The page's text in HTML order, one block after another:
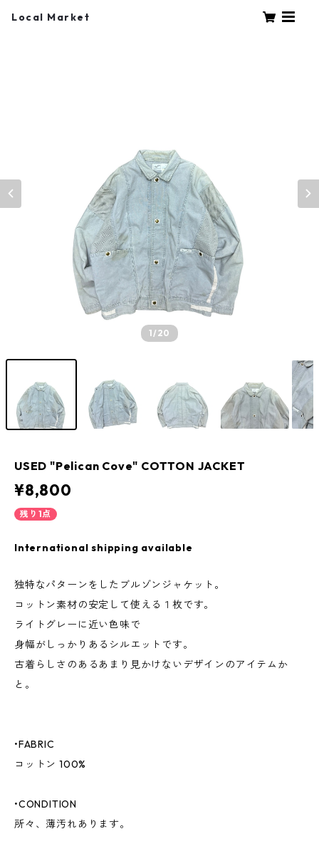
Local Market
1/20
USED "Pelican Cove" COTTON JACKET
¥8,800
残り1点
International shipping available
独特なパターンをしたブルゾンジャケット。
コットン素材の安定して使える１枚です。
ライトグレーに近い色味で
身幅がしっかりあるシルエットです。
古着らしさのあるあまり見かけないデザインのアイテムか
と。
•FABRIC
コットン 100%
•CONDITION
所々、薄汚れあります。